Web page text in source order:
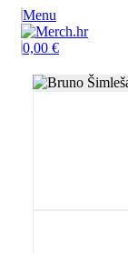
Menu
0,00 €